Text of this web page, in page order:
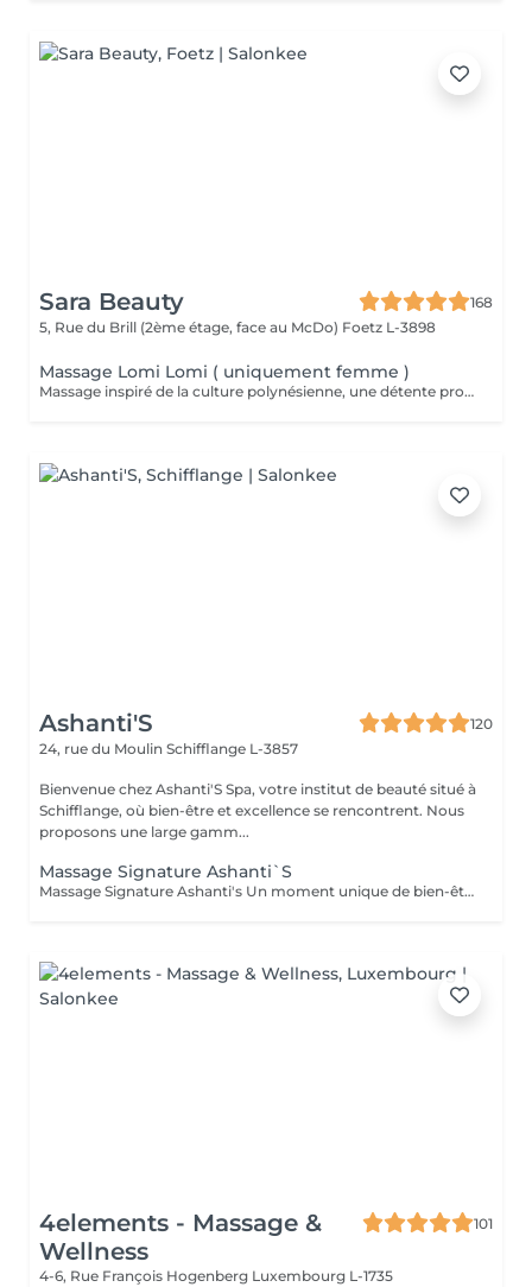
Sara Beauty
168
5, Rue du Brill (2ème étage, face au McDo) Foetz L-3898
Massage Lomi Lomi ( uniquement femme )
Massage inspiré de la culture polynésienne, une détente profonde au rythmes changeants comme les vagues
Ashanti'S
120
24, rue du Moulin Schifflange L-3857
Bienvenue chez Ashanti'S Spa, votre institut de beauté situé à
Schifflange, où bien-être et excellence se rencontrent. Nous
proposons une large gamm...
Massage Signature Ashanti`S
Massage Signature Ashanti's Un moment unique de bien-être, entièrement personnalisé selon vos besoins. Notre praticienne se tient au plus proche du client, à l'écoute de chaque tension et chaque zone sensible. Ce massage est conçu pour identifier et libérer les points de tension sur le corps, favoriser la relaxation profonde et rétablir l'harmonie physique et mentale. Caractéristiques : Approche sur-mesure selon votre état et vos besoins Techniques combinées pour soulager les tensions musculaires Accent sur les points de stress et zones sensibles Relaxation totale et sensation de légèreté après la séance Résultat : un corps détendu, revitalisé et une sensation de sérénité durable
4elements - Massage &
Wellness
101
4-6, Rue François Hogenberg Luxembourg L-1735